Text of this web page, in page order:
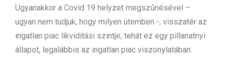
Ugyanakkor a Covid 19 helyzet megszűnésével –
ugyan nem tudjuk, hogy milyen ütemben -, visszatér az
ingatlan piac likviditási szintje, tehát ez egy pillanatnyi
állapot, legalábbis az ingatlan piac viszonylatában.